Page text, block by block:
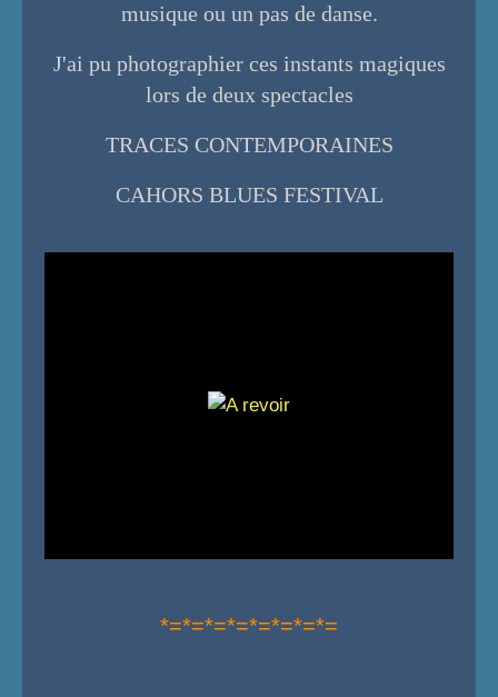
musique ou un pas de danse.
J'ai pu photographier ces instants magiques
lors de deux spectacles
TRACES CONTEMPORAINES
CAHORS BLUES FESTIVAL
*=*=*=*=*=*=*=*=